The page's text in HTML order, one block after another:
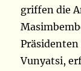
griffen die
Vunyatsi,